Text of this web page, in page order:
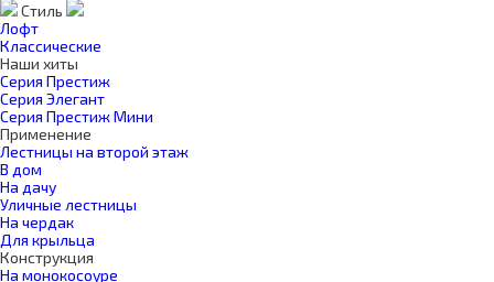
Стиль
Лофт
Классические
Наши хиты
Серия Престиж
Серия Элегант
Серия Престиж Мини
Применение
Лестницы на второй этаж
В дом
На дачу
Уличные лестницы
На чердак
Для крыльца
Конструкция
На монокосоуре